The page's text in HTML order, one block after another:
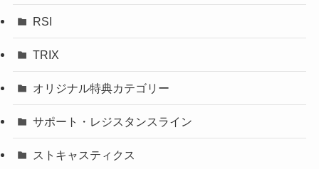
RSI
TRIX
オリジナル特典カテゴリー
サポート・レジスタンスライン
ストキャスティクス